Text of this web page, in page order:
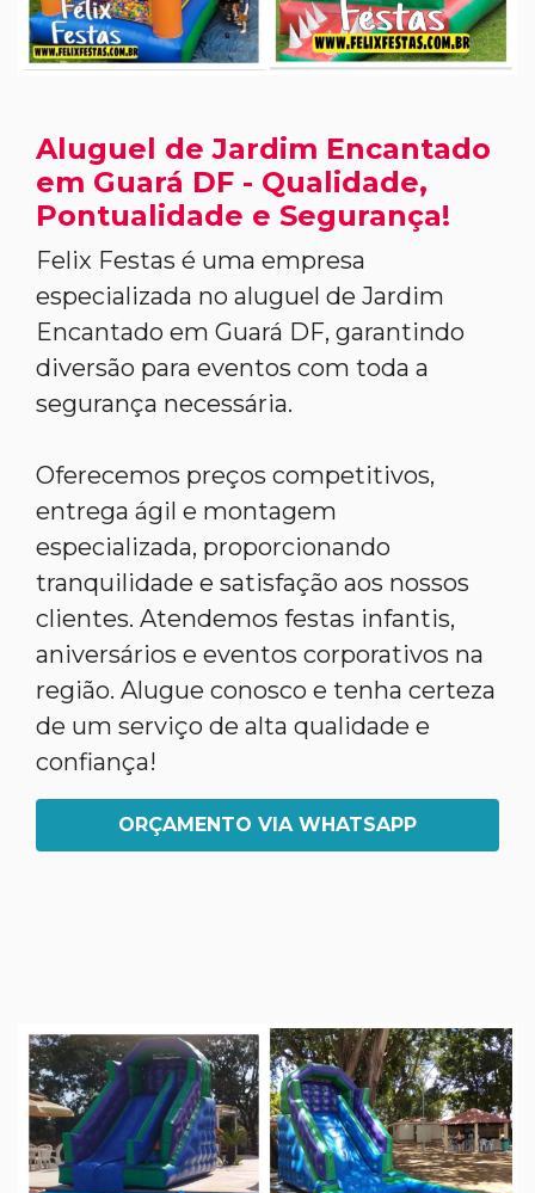
Aluguel de Jardim Encantado
em Guará DF - Qualidade,
Pontualidade e Segurança!
Felix Festas é uma empresa
especializada no aluguel de Jardim
Encantado em Guará DF, garantindo
diversão para eventos com toda a
segurança necessária.
Oferecemos preços competitivos,
entrega ágil e montagem
especializada, proporcionando
tranquilidade e satisfação aos nossos
clientes. Atendemos festas infantis,
aniversários e eventos corporativos na
região. Alugue conosco e tenha certeza
de um serviço de alta qualidade e
confiança!
ORÇAMENTO VIA WHATSAPP